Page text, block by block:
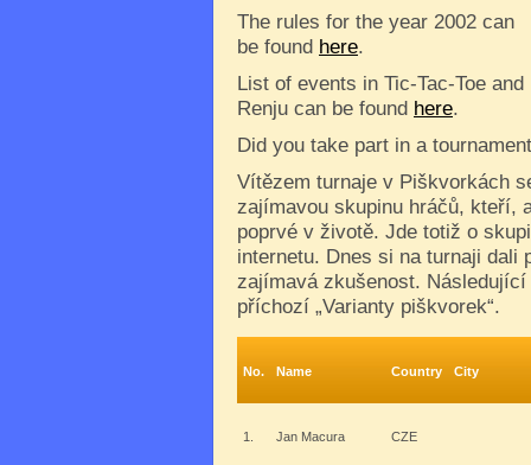
The rules for the year 2002 can
be found here.
List of events in Tic-Tac-Toe and
Renju can be found here.
Did you take part in a
Vítězem turnaje v Piškvorkách
zajímavou skupinu hráčů, kteří,
poprvé v životě. Jde totiž o
internetu. Dnes si na turnaji
zajímavá zkušenost.
příchozí „Varianty piškvorek“.
No. Name Country City
1. Jan Macura CZE